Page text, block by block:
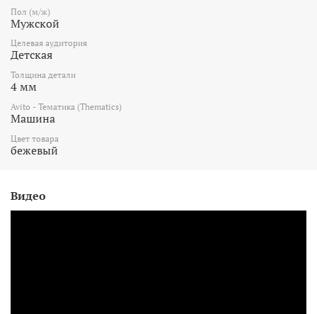
Пол (м/ж)
Мужской
Целевая аудитория
Детская
Толщина детали
4 мм
Avito - Тематика (Thematics)
Машина
Цвет товара
бежевый
Видео